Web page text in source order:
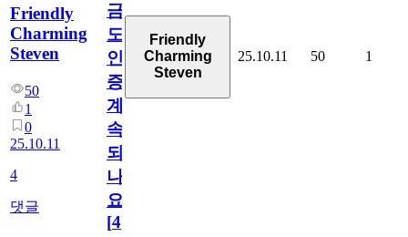
Friendly
Charming
Steven
50
1
0
25.10.11
4
댓글
금
도
인
증
계
속
되
나
요
[4]
Friendly
Charming
Steven
25.10.11 50 1